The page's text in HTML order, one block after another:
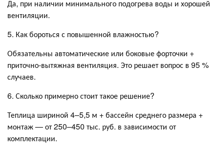
Да, при наличии минимального подогрева воды и хорошей
вентиляции.
5. Как бороться с повышенной влажностью?
Обязательны автоматические или боковые форточки +
приточно-вытяжная вентиляция. Это решает вопрос в 95 %
случаев.
6. Сколько примерно стоит такое решение?
Теплица шириной 4–5,5 м + бассейн среднего размера +
монтаж — от 250–450 тыс. руб. в зависимости от
комплектации.